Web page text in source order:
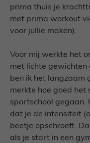
prima thuis je
met prima workout
voor jullie maken).
Voor mij werkte het
met lichte gewichten
ben ik het langzaam
merkte hoe goed het
sportschool gegaan.
dat je de intensiteit
beetje opschroeft.
als je start in een